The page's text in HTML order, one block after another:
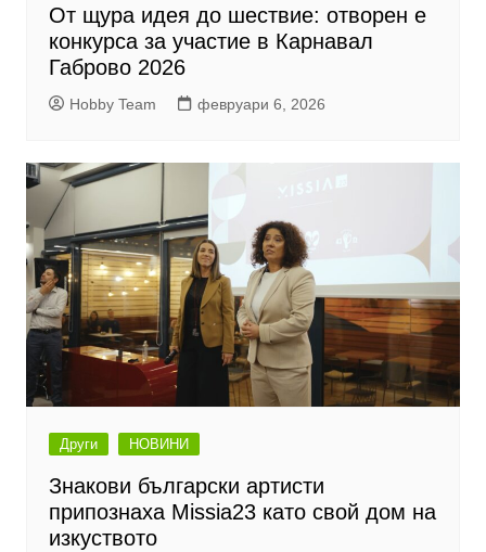
От щура идея до шествие: отворен е
конкурса за участие в Карнавал
Габрово 2026
Hobby Team февруари 6, 2026
Други НОВИНИ
Знакови български артисти
припознаха Missia23 като свой дом на
изкуството